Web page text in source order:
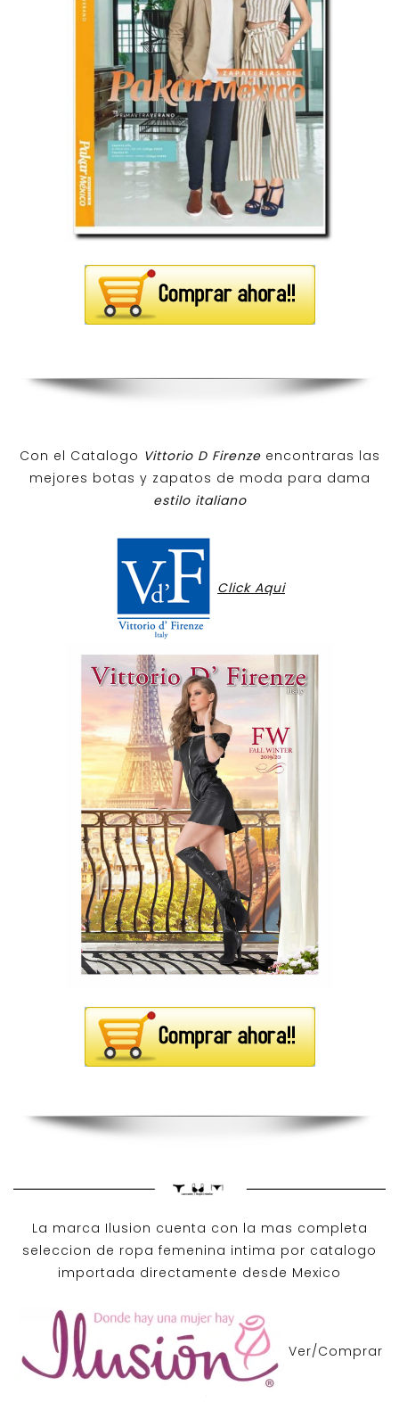
Con el Catalogo Vittorio D Firenzeencontraras las
mejores botas y zapatos de moda para dama
estilo italiano
Click Aqui
La marca Ilusion cuenta con la mas completa
seleccion de ropa femenina intima por catalogo
importada directamente desde Mexico
Ver/Comprar